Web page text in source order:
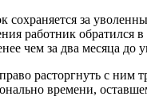
за
работник
чем за два месяца до
расторгнуть с
времени,